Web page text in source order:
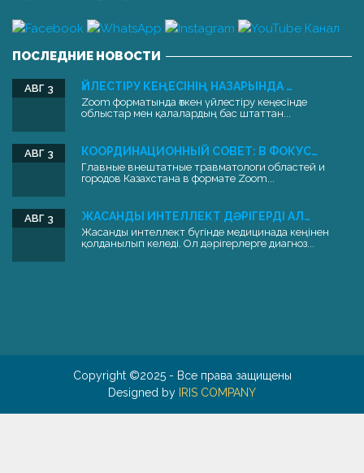
ПОСЛЕДНИЕ НОВОСТИ
ҮЙЛЕСТІРУ КЕҢЕСІНІҢ НАЗАРЫНДА …
АВГ 3
Zoom форматында өткен үйлестіру кеңесінде
облыстар мен қалалардың бас штаттан...
КООРДИНАЦИОННЫЙ СОВЕТ: В ФОКУС…
АВГ 3
Главные внештатные травматологи областей и
городов Казахстана в формате Zoom...
ЖАСАНДЫ ИНТЕЛЛЕКТ ДӘРІГЕРДІ АЛ…
АВГ 3
Жасанды интеллект бүгінде медицинада кеңінен
қолданылып келеді. Ол дәрігерлерге диагноз...
Copyright ©2025 - Все права защищены
Designed by IRIS COMPANY